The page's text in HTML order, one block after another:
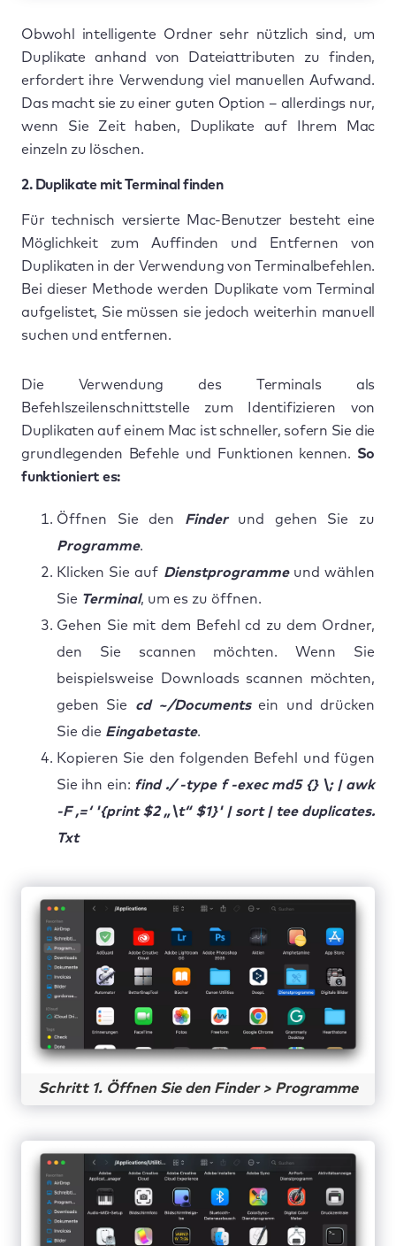
Obwohl intelligente Ordner sehr nützlich sind, um
Duplikate anhand von Dateiattributen zu finden,
erfordert ihre Verwendung viel manuellen Aufwand.
Das macht sie zu einer guten Option – allerdings nur,
wenn Sie Zeit haben, Duplikate auf Ihrem Mac
einzeln zu löschen.
2. Duplikate mit Terminal finden
Für technisch versierte Mac-Benutzer besteht eine
Möglichkeit zum Auffinden und Entfernen von
Duplikaten in der Verwendung von Terminalbefehlen.
Bei dieser Methode werden Duplikate vom Terminal
aufgelistet, Sie müssen sie jedoch weiterhin manuell
suchen und entfernen.
Die Verwendung des Terminals als
Befehlszeilenschnittstelle zum Identifizieren von
Duplikaten auf einem Mac ist schneller, sofern Sie die
grundlegenden Befehle und Funktionen kennen. So
funktioniert es:
Öffnen Sie den Finderund gehen Sie zu
Programme.
Klicken Sie auf Dienstprogrammeund wählen
Sie Terminal, um es zu öffnen.
Gehen Sie mit dem Befehl cd zu dem Ordner,
den Sie scannen möchten. Wenn Sie
beispielsweise Downloads scannen möchten,
geben Sie cd ~/Documentsein und drücken
Sie die Eingabetaste.
Kopieren Sie den folgenden Befehl und fügen
Sie ihn ein: find ./ -type f -exec md5 {} \; | awk
-F ‚=‘ '{print $2 „\t“ $1}' | sort | tee duplicates.
Txt
Schritt 1. Öffnen Sie den Finder > Programme